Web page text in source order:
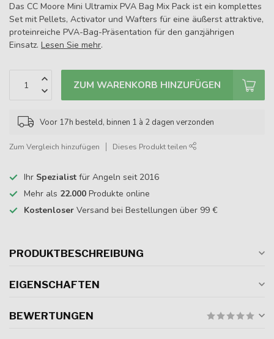
Das CC Moore Mini Ultramix PVA Bag Mix Pack ist ein komplettes
Set mit Pellets, Activator und Wafters für eine äußerst attraktive,
proteinreiche PVA-Bag-Präsentation für den ganzjährigen
Einsatz. Lesen Sie mehr.
ZUM WARENKORB HINZUFÜGEN
Voor 17h besteld, binnen 1 à 2 dagen verzonden
Zum Vergleich hinzufügen Dieses Produkt teilen
Ihr Spezialist für Angeln seit 2016
Mehr als 22.000 Produkte online
Kostenloser Versand bei Bestellungen über 99 €
PRODUKTBESCHREIBUNG
EIGENSCHAFTEN
BEWERTUNGEN